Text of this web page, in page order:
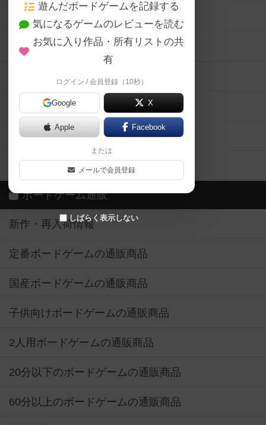
遊んだボードゲームを記録する
気になるゲームのレビューを読む
お気に入り作品・所有リストの共
有
ログイン / 会員登録（10秒）
Google X
Apple Facebook
または
メールで会員登録
しばらく表示しない
ボードゲーム会情報
メカニクス特集
掲示板・トピックス
ボドとも・会員一覧
ボードゲーム業界コラム
ボドゲーマご利用案内
ボードゲーム通販
新作・再入荷情報
定番ボードゲームの通販商品
国産ボードゲームの通販商品
子供向けボードゲームの通販商品
2人用ボードゲームの通販商品
20分以下のボードゲームの通販商品
60分以上のボードゲームの通販商品